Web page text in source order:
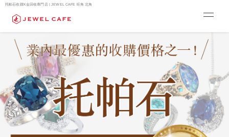
托帕石收購K金回收專門店 | JEWEL CAFE 旺角 北角